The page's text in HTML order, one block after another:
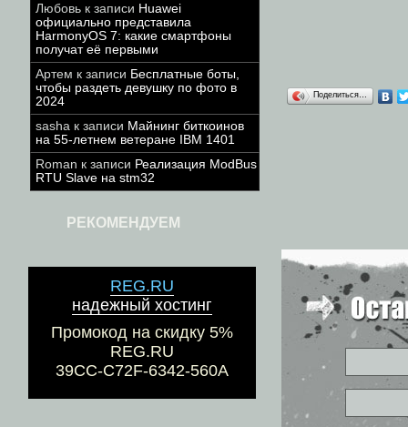
Любовь к записи Huawei
официально представила
HarmonyOS 7: какие смартфоны
получат её первыми
Артем к записи Бесплатные боты,
чтобы раздеть девушку по фото в
2024
sasha к записи Майнинг биткоинов
на 55-летнем ветеране IBM 1401
Roman к записи Реализация ModBus
RTU Slave на stm32
РЕКОМЕНДУЕМ
REG.RU
надежный хостинг
Промокод на скидку 5%
REG.RU
39CC-C72F-6342-560A
Поделиться…